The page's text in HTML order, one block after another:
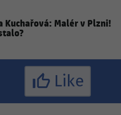
Kuchařová: Malér v Plzni!
Like